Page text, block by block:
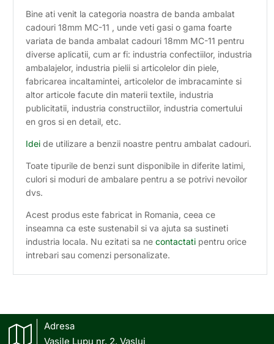
Bine ati venit la categoria noastra de banda ambalat
cadouri 18mm MC-11 , unde veti gasi o gama foarte
variata de banda ambalat cadouri 18mm MC-11 pentru
diverse aplicatii, cum ar fi: industria confectiilor, industria
ambalajelor, industria pielii si articolelor din piele,
fabricarea incaltamintei, articolelor de imbracaminte si
altor articole facute din materii textile, industria
publicitatii, industria constructiilor, industria comertului
en gros si en detail, etc.
Idei de utilizare a benzii noastre pentru ambalat cadouri.
Toate tipurile de benzi sunt disponibile in diferite latimi,
culori si moduri de ambalare pentru a se potrivi nevoilor
dvs.
Acest produs este fabricat in Romania, ceea ce
inseamna ca este sustenabil si va ajuta sa sustineti
industria locala. Nu ezitati sa necontactati pentru orice
intrebari sau comenzi personalizate.
Adresa
Vasile Lupu nr. 2, Vaslui